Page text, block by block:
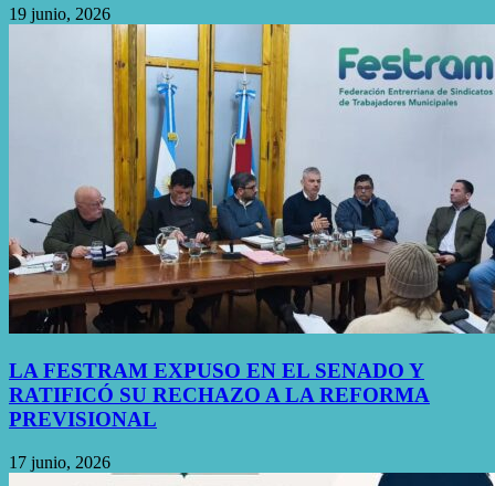
19 junio, 2026
LA FESTRAM EXPUSO EN EL SENADO Y
RATIFICÓ SU RECHAZO A LA REFORMA
PREVISIONAL
17 junio, 2026